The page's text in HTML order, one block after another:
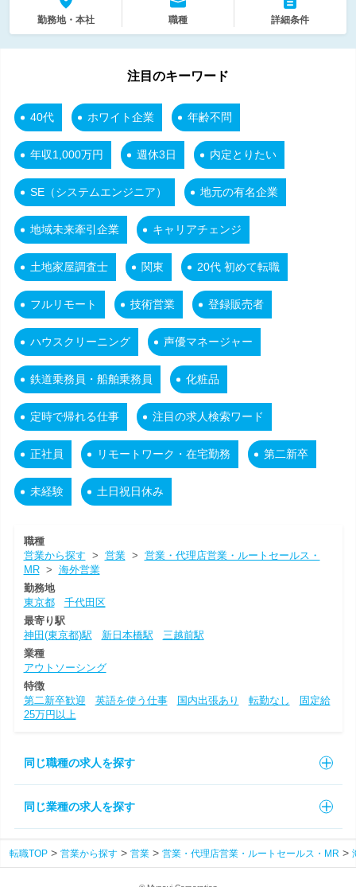
勤務地・本社 職種 詳細条件
注目のキーワード
40代 ホワイト企業 年齢不問
年収1,000万円 週休3日 内定とりたい
SE（システムエンジニア） 地元の有名企業
地域未来牽引企業 キャリアチェンジ
土地家屋調査士 関東 20代 初めて転職
フルリモート 技術営業 登録販売者
ハウスクリーニング 声優マネージャー
鉄道乗務員・船舶乗務員 化粧品
定時で帰れる仕事 注目の求人検索ワード
正社員 リモートワーク・在宅勤務 第二新卒
未経験 土日祝日休み
職種
営業から探す > 営業> 営業・代理店営業・ルートセールス・
MR> 海外営業
勤務地
東京都
千代田区
最寄り駅
神田(東京都)駅
新日本橋駅
三越前駅
業種
アウトソーシング
特徴
第二新卒歓迎
英語を使う仕事 国内出張あり 転勤なし
固定給
25万円以上
同じ職種の求人を探す
同じ業種の求人を探す
転職TOP 営業から探す 営業 営業・代理店営業・ルートセールス・MR